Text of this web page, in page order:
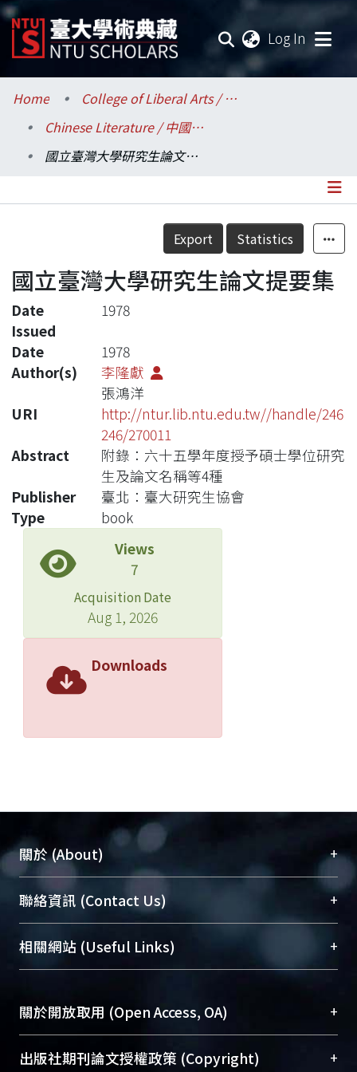
Log In
Communities & Collections
Research Outputs
Statistics
Home
College of Liberal Arts / 文學院
Chinese Literature / 中國文學系
國立臺灣大學研究生論文提要集
Details
Export Statistics
國立臺灣大學研究生論文提要集
Date
Issued
1978
Date
1978
Author(s)
李隆獻
張鴻洋
URI
http://ntur.lib.ntu.edu.tw//handle/246
246/270011
Abstract
附錄：六十五學年度授予碩士學位研究
生及論文名稱等4種
Publisher
臺北：臺大研究生協會
Type
book
Views
7
Acquisition Date
Aug 1, 2026
Downloads
關於 (About) +
臺大位居世界頂尖大學之列，為永久珍藏及向國際
展現本校豐碩的研究成果及學術能量，圖書館整合
機構典藏（NTUR）與學術庫（AH）不同功能平
台，成為臺大學術典藏NTU scholars。期能整合研
究能量、促進交流合作、保存學術產出、推廣研究
成果。
To permanently archive and promote researcher
profiles and scholarly works, Library integrates the
聯絡資訊 (Contact Us) +
總館學科館員(Main Library)
醫學圖書館學科館員(Medical Library)
Sciences Library)
相關網站 (Useful Links) +
關於開放取用 (Open Access, OA) +
開放取用是從使用者角度提升資訊取用性的社會運
出版社期刊論文授權政策 (Copyright) +